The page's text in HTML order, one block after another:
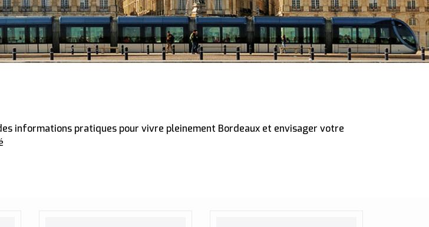
informations pratiques pour vivre pleinement Bordeaux et envisager votre